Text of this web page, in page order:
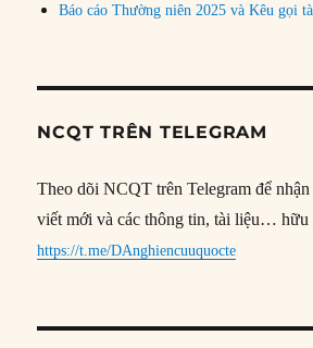
Báo cáo Thường niên 2025 và Kêu gọi
NCQT TRÊN TELEGRAM
Theo dõi NCQT trên Telegram để
viết mới và các thông tin, tài liệu… hữu
https://t.me/DAnghiencuuquocte